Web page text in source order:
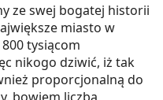
ze swej bogatej historii
miasto w
tysiącom
nikogo dziwić, iż tak
proporcjonalną do
bowiem liczba